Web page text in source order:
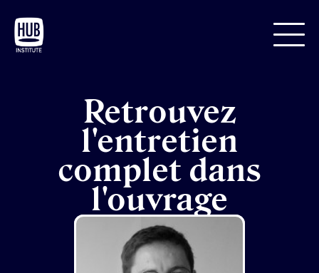
Retrouvez
l'entretien
complet dans
l'ouvrage